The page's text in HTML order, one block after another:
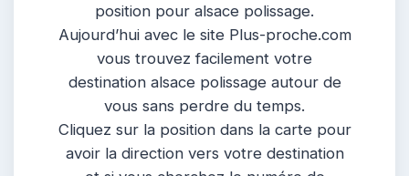
position pour alsace polissage.
Aujourd’hui avec le site Plus-proche.com
vous trouvez facilement votre
destination alsace polissage autour de
vous sans perdre du temps.
Cliquez sur la position dans la carte pour
avoir la direction vers votre destination